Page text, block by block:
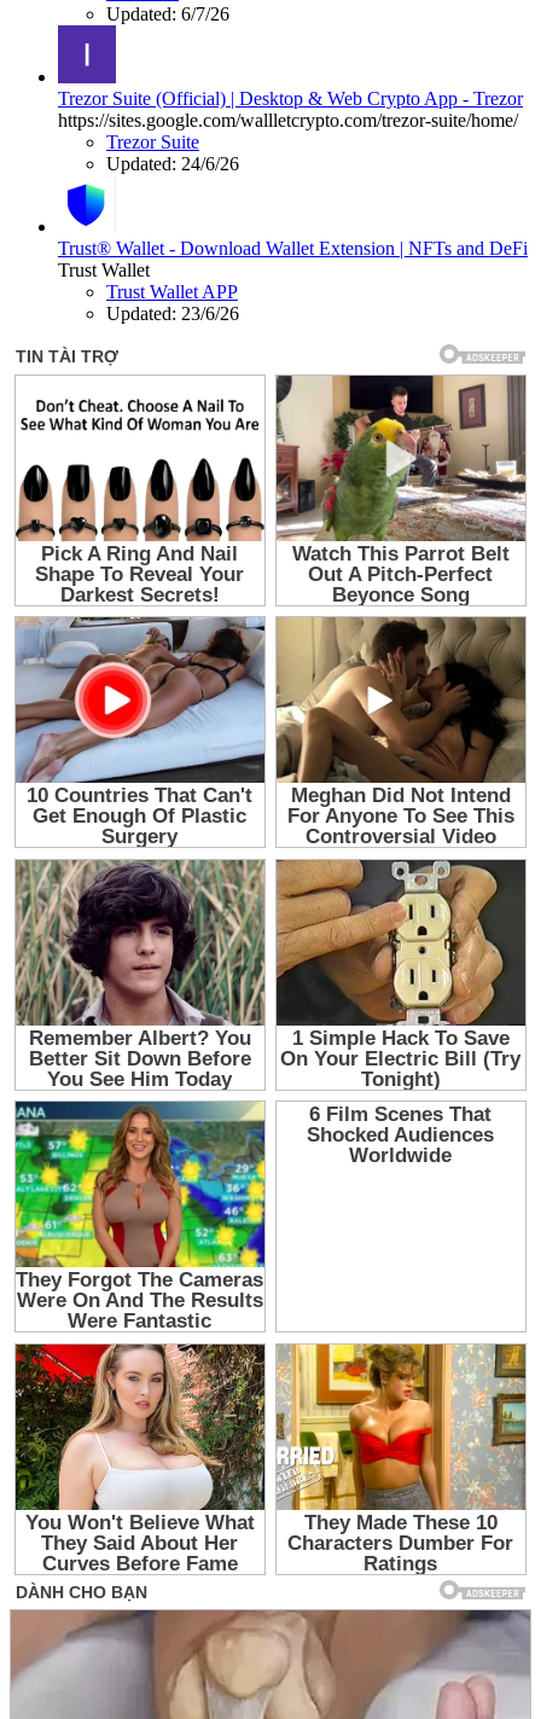
Updated: 6/7/26
Trezor Suite (Official) | Desktop & Web Crypto App - Trezor
https://sites.google.com/wallletcrypto.com/trezor-suite/home/
Trezor Suite
Updated: 24/6/26
Trust® Wallet - Download Wallet Extension | NFTs and DeFi
Trust Wallet
Trust Wallet APP
Updated: 23/6/26